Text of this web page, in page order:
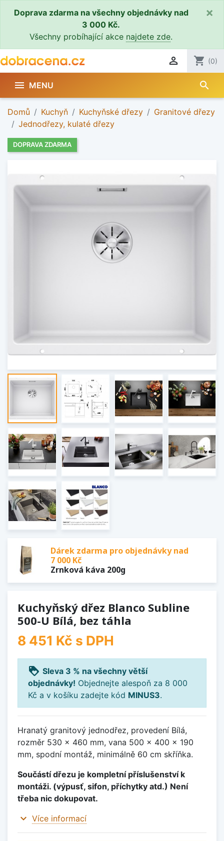
Doprava zdarma na všechny objednávky nad
3 000 Kč.
Všechny probíhající akce najdete zde.
×
 shopping_cart (0)
 MENU search
Domů Kuchyň Kuchyňské dřezy
Granitové dřezy
Jednodřezy, kulaté dřezy
DOPRAVA ZDARMA
Dárek zdarma pro objednávky nad
7 000 Kč
Zrnková káva 200g
Kuchyňský dřez Blanco Subline
500-U Bílá, bez táhla
8 451 Kč s DPH
loyalty Sleva 3 % na všechny větší
objednávky! Objednejte alespoň za 8 000
Kč a v košíku zadejte kód MINUS3.
Hranatý granitový jednodřez, provedení Bílá,
rozměr 530 x 460 mm, vana 500 x 400 x 190
mm, spodní montáž, minimálně 60 cm skříňka.
Součástí dřezu je kompletní příslušenství k
montáži. (výpusť, sifon, příchytky atd.) Není
třeba nic dokupovat.
expand_more Více informací